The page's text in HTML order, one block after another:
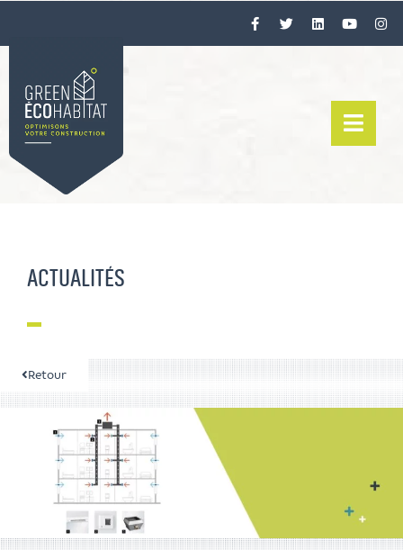
ACTUALITÉS
Retour